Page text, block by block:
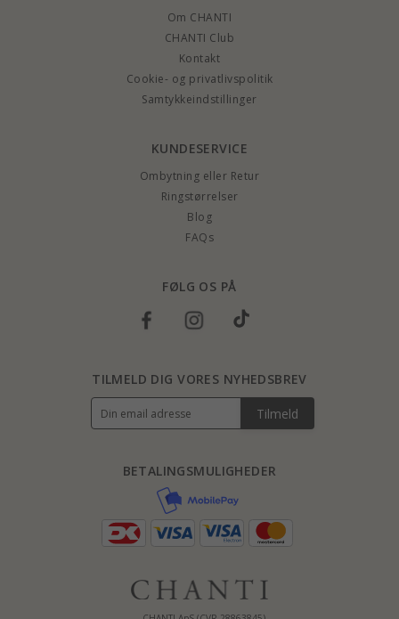
Om CHANTI
CHANTI Club
Kontakt
Cookie- og privatlivspolitik
Samtykkeindstillinger
KUNDESERVICE
Ombytning eller Retur
Ringstørrelser
Blog
FAQs
FØLG OS PÅ
BETALINGSMULIGHEDER
TILMELD DIG VORES NYHEDSBREV
Tilmeld